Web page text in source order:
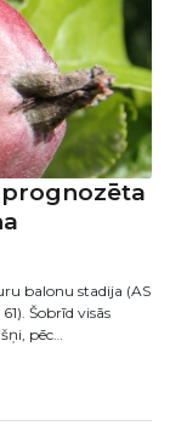
prognozēta
balonu stadija (AS
Šobrīd visās
pēc…